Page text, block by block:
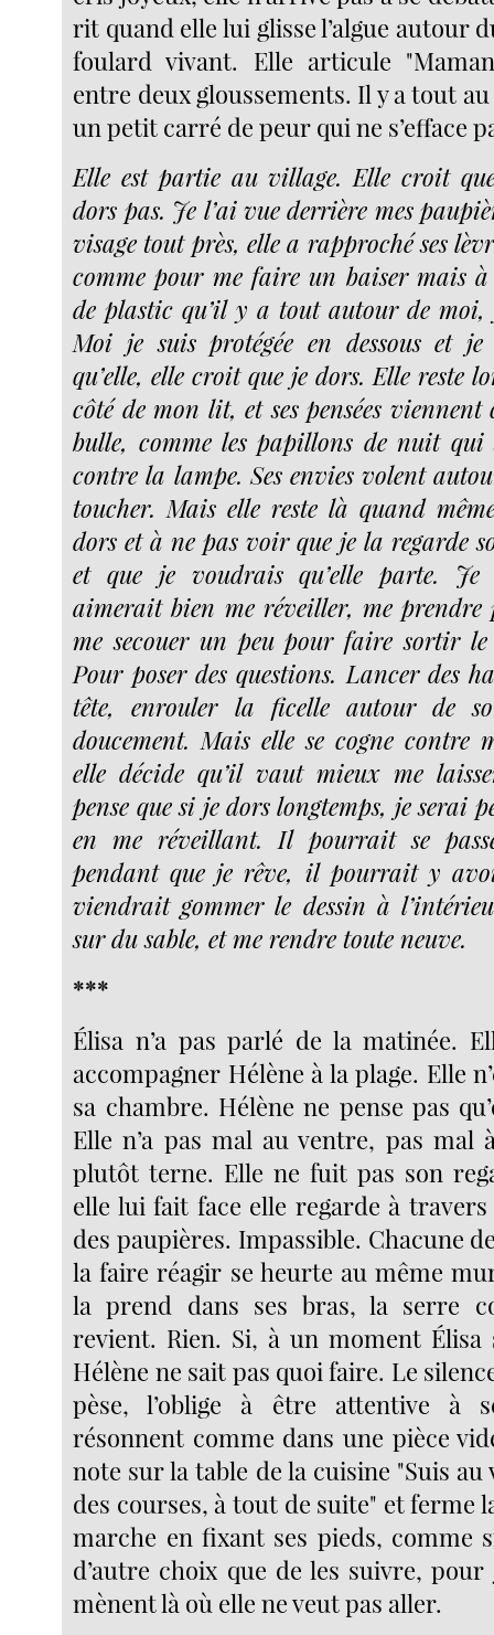
rit quand elle lui glisse l’algue autour
foulard vivant. Elle articule
entre deux gloussements. Il y a tout
un petit carré de peur qui ne s’efface
Elle est partie au village. Elle croit
dors pas. Je l’ai vue derrière mes
visage tout près, elle a rapproché ses
comme pour me faire un baiser mais
de plastic qu’il y a tout autour de moi,
Moi je suis protégée en dessous et
qu’elle, elle croit que je dors. Elle reste
côté de mon lit, et ses pensées
bulle, comme les papillons de nuit
contre la lampe. Ses envies volent
toucher. Mais elle reste là quand
dors et à ne pas voir que je la regarde
et que je voudrais qu’elle parte. Je
aimerait bien me réveiller, me prendre
me secouer un peu pour faire sortir
Pour poser des questions. Lancer des
tête, enrouler la ficelle autour de
doucement. Mais elle se cogne contre
elle décide qu’il vaut mieux me
pense que si je dors longtemps, je serai
en me réveillant. Il pourrait se
pendant que je rêve, il pourrait y
viendrait gommer le dessin à
sur du sable, et me rendre toute neuve.
***
Élisa n’a pas parlé de la matinée.
accompagner Hélène à la plage. Elle
sa chambre. Hélène ne pense pas
Elle n’a pas mal au ventre, pas mal
plutôt terne. Elle ne fuit pas son
elle lui fait face elle regarde à
des paupières. Impassible. Chacune
la faire réagir se heurte au même
la prend dans ses bras, la serre
revient. Rien. Si, à un moment Élisa
Hélène ne sait pas quoi faire. Le
pèse, l’oblige à être attentive à
résonnent comme dans une pièce
note sur la table de la cuisine "Suis
des courses, à tout de suite" et ferme
marche en fixant ses pieds, comme
d’autre choix que de les suivre,
mènent là où elle ne veut pas aller.